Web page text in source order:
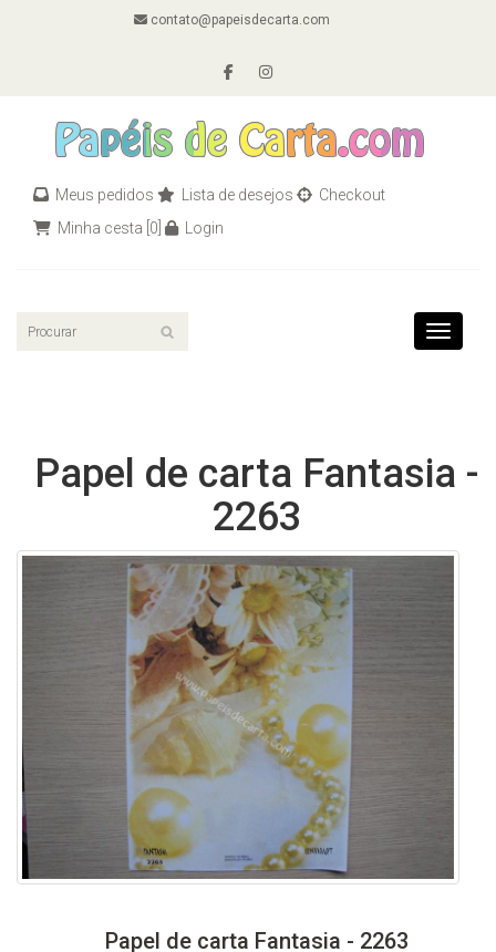
contato@papeisdecarta.com
Meus pedidos Lista de desejos
Checkout
Minha cesta [0] Login
Toggle
Papel de carta Fantasia -
2263
Papel de carta Fantasia - 2263